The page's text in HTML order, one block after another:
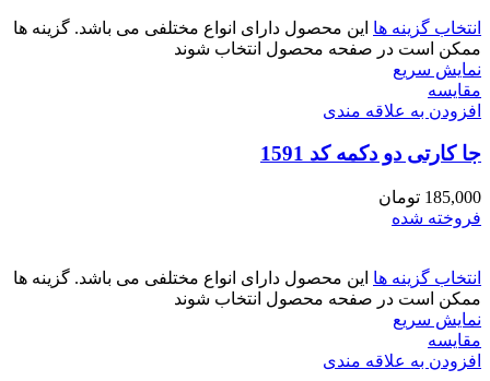
انتخاب گزینه ها این محصول دارای انواع مختلفی می باشد. گزینه ها
ممکن است در صفحه محصول انتخاب شوند
نمایش سریع
مقايسه
افزودن به علاقه مندی
جا کارتی دو دکمه کد 1591
185,000 تومان
فروخته شده
انتخاب گزینه ها این محصول دارای انواع مختلفی می باشد. گزینه ها
ممکن است در صفحه محصول انتخاب شوند
نمایش سریع
مقايسه
افزودن به علاقه مندی